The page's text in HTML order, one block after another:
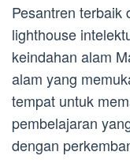
Pesantren terbaik
lighthouse
keindahan alam
alam yang
tempat untuk
pembelajaran
dengan